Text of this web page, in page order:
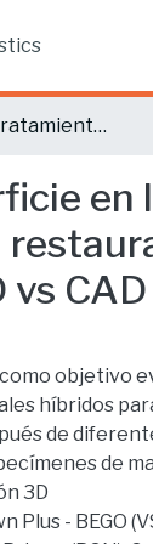
Influencia del tratamiento de superficie en la resistencia adhesiva de diferentes materiales híbridos para restauraciones indirectas permanentes: Resinas impresas 3D vs CAD CAM.
en
objetivo
híbridos
de
de
3D
Plus - BEGO